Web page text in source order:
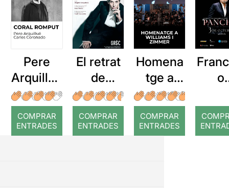
Pere
Arquillué
: Coral
romput
COMPRAR
ENTRADES
El retrat
de
Dorian
Gray
COMPRAR
ENTRADES
Homena
tge a
Williams
i Zimmer
COMPRAR
ENTRADES
o
”